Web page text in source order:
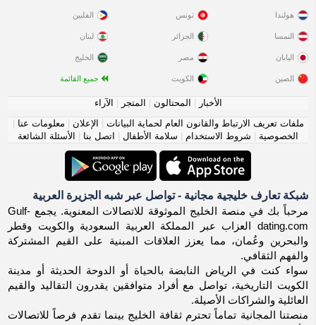
هولندا
النمسا
اليابان
الصين
تونس
الجزائر
مصر
الكويت
الفلبين
لبنان
الخليج
جميع القائمة
الأخبار المحتالون المتجر
الآراء
ملفات تعريف الارتباط والقانون العام لحماية البيانات
الإعلان معلومات عنا
الخصوصية
شروط الاستخدام سلامة الأطفال اتصل بنا الأسئلة الشائعة
شبكة تعارف خليجية مجانية - تواصل عبر شبه الجزيرة العربية
مرحباً بك في منصة الخليج الموثوقة للاتصالات المعنوية. يجمع Gulf-
dating.com العزاب عبر المملكة العربية السعودية والكويت وقطر
والبحرين وعُمان، مما يعزز العلاقات المبنية على القيم المشتركة
والفهم الثقافي.
سواء كنت في الرياض النابضة بالحياة أو الدوحة الحديثة أو مدينة
الكويت التاريخية، تواصل مع أفراد متوافقين يقدرون التقاليد والقيم
العائلية والشراكات الأصيلة.
منصتنا المجانية تماماً تحترم ثقافة الخليج بينما تقدم فرصاً للاتصالات